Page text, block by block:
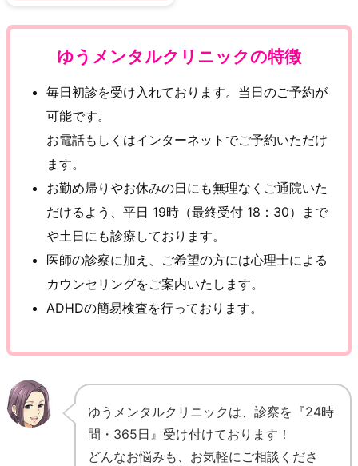
ゆうメンタルクリニックの特徴
毎日初診を受け入れております。当日のご予約が
可能です。
お電話もしくはインターネットでご予約いただけ
ます。
お勤め帰りやお休みの日にも無理なくご通院いた
だけるよう、平日 19時（最終受付 18：30）まで
や土日にも診療しております。
医師の診察に加え、ご希望の方には心理士による
カウンセリングをご案内いたします。
ADHDの簡易検査を行っております。
ゆうメンタルクリニックは、診察を『24時
間・365日』受け付けております！
どんなお悩みも、お気軽にご相談くださ